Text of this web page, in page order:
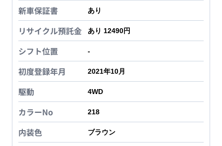
新車保証書 あり
リサイクル預託金 あり 12490円
シフト位置 -
初度登録年月 2021年10月
駆動 4WD
カラーNo 218
内装色 ブラウン